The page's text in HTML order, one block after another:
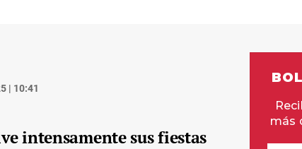
| 10:41
intensamente sus fiestas